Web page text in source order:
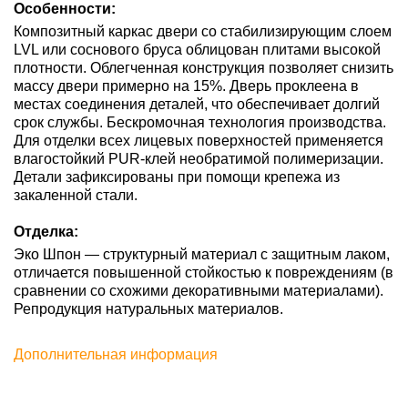
Особенности:
Композитный каркас двери со стабилизирующим слоем
LVL или соснового бруса облицован плитами высокой
плотности. Облегченная конструкция позволяет снизить
массу двери примерно на 15%. Дверь проклеена в
местах соединения деталей, что обеспечивает долгий
срок службы. Бескромочная технология производства.
Для отделки всех лицевых поверхностей применяется
влагостойкий PUR-клей необратимой полимеризации.
Детали зафиксированы при помощи крепежа из
закаленной стали.
Отделка:
Эко Шпон — структурный материал с защитным лаком,
отличается повышенной стойкостью к повреждениям (в
сравнении со схожими декоративными материалами).
Репродукция натуральных материалов.
Дополнительная информация